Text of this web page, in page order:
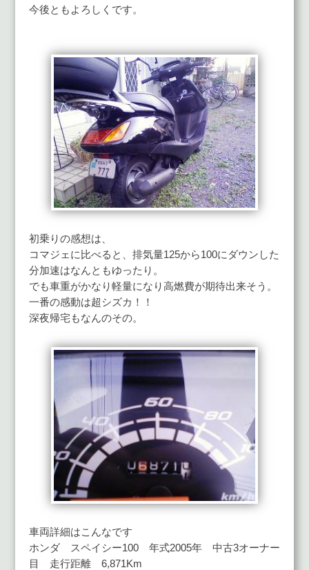
今後ともよろしくです。
初乗りの感想は、
コマジェに比べると、排気量125から100にダウンした
分加速はなんともゆったり。
でも車重がかなり軽量になり高燃費が期待出来そう。
一番の感動は超シズカ！！
深夜帰宅もなんのその。
車両詳細はこんなです
ホンダ スペイシー100 年式2005年 中古3オーナー
目 走行距離 6,871Km